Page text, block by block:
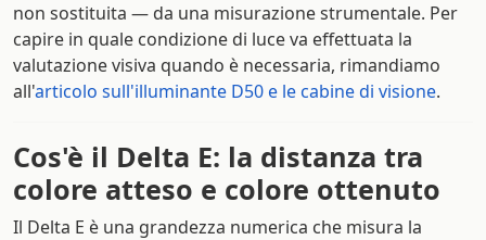
non sostituita — da una misurazione strumentale. Per
capire in quale condizione di luce va effettuata la
valutazione visiva quando è necessaria, rimandiamo
all'articolo sull'illuminante D50 e le cabine di visione.
Cos'è il Delta E: la distanza tra
colore atteso e colore ottenuto
Il Delta E è una grandezza numerica che misura la